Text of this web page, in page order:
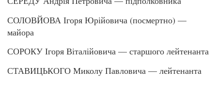
СОЛОВЙОВА Ігоря Юрійовича (посмертно) —
майора
СОРОКУ Ігоря Віталійовича — старшого лейтенанта
СТАВИЦЬКОГО Миколу Павловича — лейтенанта